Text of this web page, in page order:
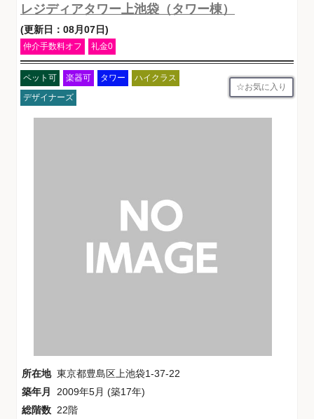
レジディアタワー上池袋（タワー棟）
(更新日：08月07日)
仲介手数料オフ 礼金0
ペット可 楽器可 タワー
ハイクラス
デザイナーズ
お気に入り
所在地 東京都豊島区上池袋1-37-22
築年月
2009年5月 (築17年)
総階数 22階